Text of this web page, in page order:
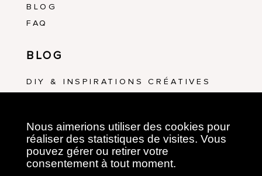
BLOG
FAQ
BLOG
DIY & INSPIRATIONS CRÉATIVES
ATELIERS CRÉATIFS
ART FLORAL
Nous aimerions utiliser des cookies pour
réaliser des statistiques de visites. Vous
pouvez gérer ou retirer votre
consentement à tout moment.